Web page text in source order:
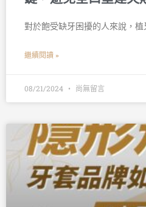
對於飽受缺牙困擾的人來說，
繼續閱讀 »
08/21/2024 尚無留言